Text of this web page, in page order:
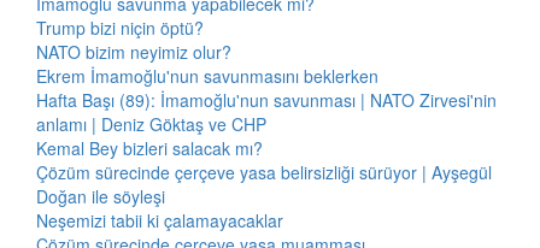
Trump bizi niçin öptü?
NATO bizim neyimiz olur?
Ekrem İmamoğlu'nun savunmasını beklerken
Hafta Başı (89): İmamoğlu'nun savunması | NATO Zirvesi'nin
anlamı | Deniz Göktaş ve CHP
Kemal Bey bizleri salacak mı?
Çözüm sürecinde çerçeve yasa belirsizliği sürüyor | Ayşegül
Doğan ile söyleşi
Neşemizi tabii ki çalamayacaklar